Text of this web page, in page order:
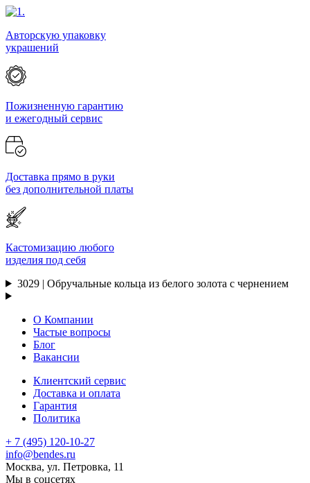
Авторскую упаковку
украшений
Пожизненную гарантию
и ежегодный сервис
Доставка прямо в руки
без дополнительной платы
Кастомизацию любого
изделия под себя
3029 | Обручальные кольца из белого золота с чернением
О Компании
Частые вопросы
Блог
Вакансии
Клиентский сервис
Доставка и оплата
Гарантия
Политика
+ 7 (495) 120-10-27
info@bendes.ru
Москва, ул. Петровка, 11
Мы в соцсетях